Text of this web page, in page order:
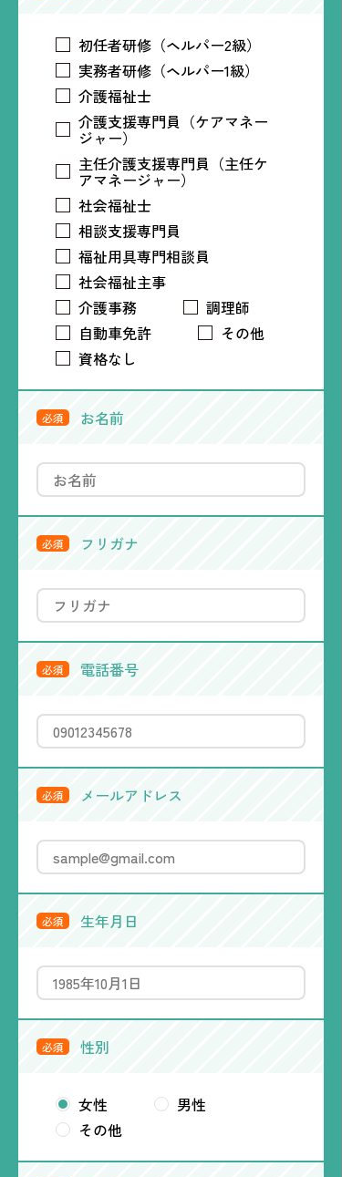
初任者研修（ヘルパー2級）
実務者研修（ヘルパー1級）
介護福祉士
介護支援専門員（ケアマネー
ジャー）
主任介護支援専門員（主任ケ
アマネージャー）
社会福祉士
相談支援専門員
福祉用具専門相談員
社会福祉主事
介護事務
調理師
自動車免許
その他
資格なし
必須 お名前
必須 フリガナ
必須 電話番号
必須 メールアドレス
必須 生年月日
必須 性別
女性
男性
その他